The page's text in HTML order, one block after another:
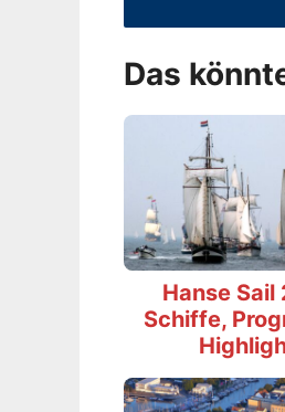
Das
Hanse Sail
Schiffe,